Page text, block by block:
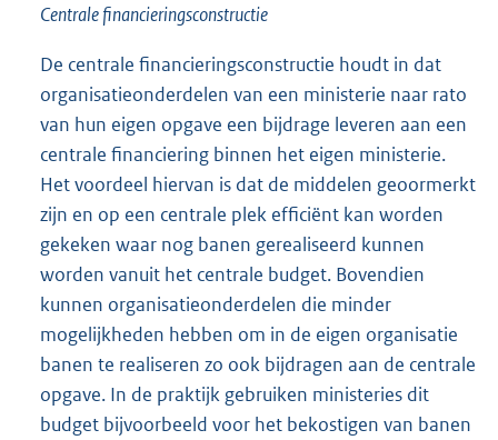
Centrale financieringsconstructie
De centrale financieringsconstructie houdt in dat
organisatieonderdelen van een ministerie naar rato
van hun eigen opgave een bijdrage leveren aan een
centrale financiering binnen het eigen ministerie.
Het voordeel hiervan is dat de middelen geoormerkt
zijn en op een centrale plek efficiënt kan worden
gekeken waar nog banen gerealiseerd kunnen
worden vanuit het centrale budget. Bovendien
kunnen organisatieonderdelen die minder
mogelijkheden hebben om in de eigen organisatie
banen te realiseren zo ook bijdragen aan de centrale
opgave. In de praktijk gebruiken ministeries dit
budget bijvoorbeeld voor het bekostigen van banen